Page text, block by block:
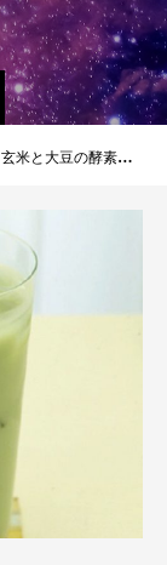
ドリンク（元氣シェイク）